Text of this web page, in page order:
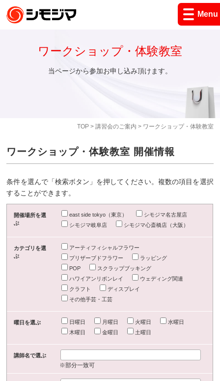
Menu
TOP> 講習会のご案内 > ワークショップ・体験教室
ワークショップ・体験教室
当ページから参加お申し込み頂けます。
ワークショップ・体験教室 開催情報
条件を選んで「検索ボタン」を押してください。複数の項目を選択
することができます。
開催場所を選
ぶ
east side tokyo（東京）
シモジマ名古屋店
シモジマ岐阜店
シモジマ心斎橋店（大阪）
カテゴリを選
ぶ
アーティフィシャルフラワー
プリザーブドフラワー
ラッピング
POP
スクラップブッキング
ハワイアンリボンレイ
ウェディング関連
クラフト
ディスプレイ
その他手芸・工芸
曜日を選ぶ 日曜日 月曜日 火曜日
水曜日
木曜日
金曜日 土曜日
講師名で選ぶ
※部分一致可